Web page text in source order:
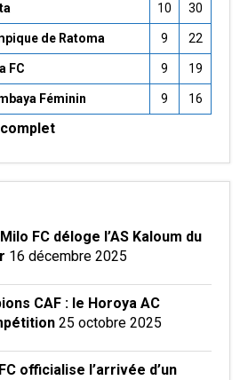
10 30
de Ratoma 9 22
FC 9 19
Féminin 9 16
FC déloge l’AS Kaloum du
16 décembre 2025
CAF : le Horoya AC
25 octobre 2025
officialise l’arrivée d’un